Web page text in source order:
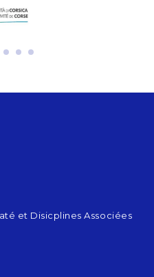
et Disicplines Associées